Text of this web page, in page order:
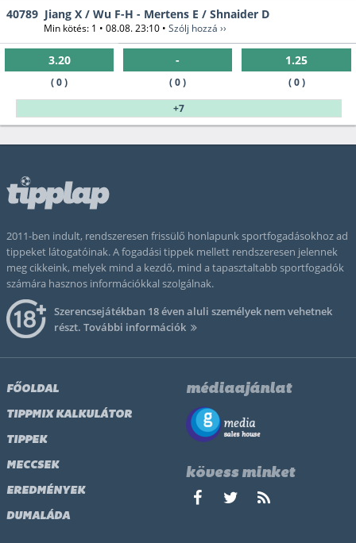
40789 Jiang X / Wu F-H - Mertens E / Shnaider D
Min kötés: 1 • 08.08. 23:10 • Szólj hozzá ››
3.20
( 0 )
-
( 0 )
1.25
( 0 )
+7
2011-ben indult, rendszeresen frissülő honlapunk sportfogadásokhoz ad
tippeket látogatóinak. A fogadási tippek mellett rendszeresen jelennek
meg cikkeink, melyek mind a kezdő, mind a tapasztaltabb sportfogadók
számára hasznos információkkal szolgálnak.
Szerencsejátékban 18 éven aluli személyek nem vehetnek
részt. További információk
FŐOLDAL
TIPPMIX KALKULÁTOR
TIPPEK
MECCSEK
EREDMÉNYEK
DUMALÁDA
médiaajánlat
kövess minket